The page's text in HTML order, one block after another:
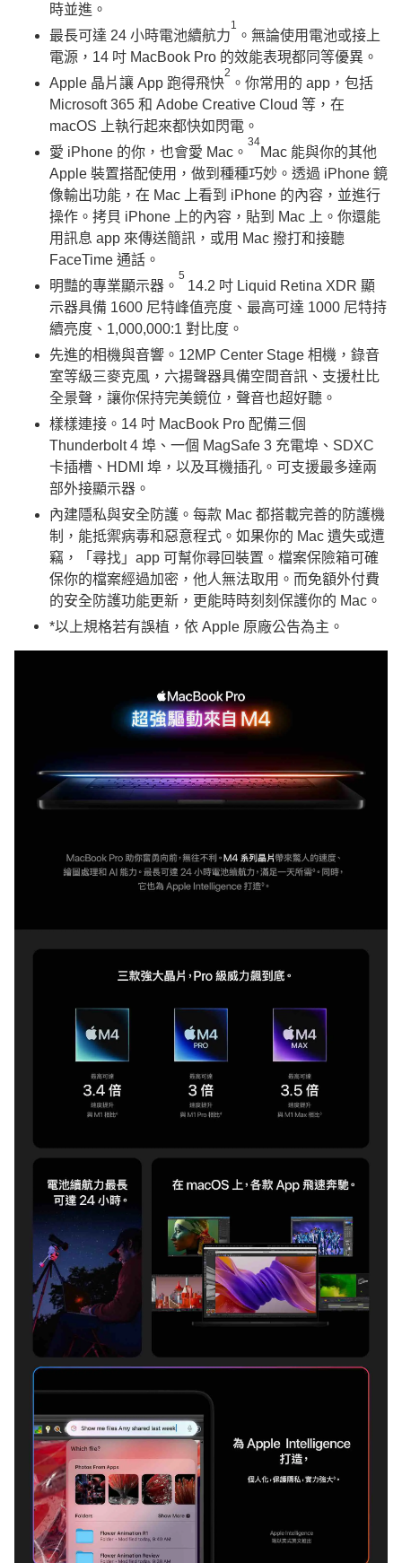
時並進。
最長可達 24 小時電池續航力
1
。無論使用電池或接上
電源，14 吋 MacBook Pro 的效能表現都同等優異。
Apple 晶片讓 App 跑得飛快
2
。你常用的 app，包括
Microsoft 365 和 Adobe Creative Cloud 等，在
macOS 上執行起來都快如閃電。
愛 iPhone 的你，也會愛 Mac。
34
Mac 能與你的其他
Apple 裝置搭配使用，做到種種巧妙。透過 iPhone 鏡
像輸出功能，在 Mac 上看到 iPhone 的內容，並進行
操作。拷貝 iPhone 上的內容，貼到 Mac 上。你還能
用訊息 app 來傳送簡訊，或用 Mac 撥打和接聽
FaceTime 通話。
明豔的專業顯示器。
5
14.2 吋 Liquid Retina XDR 顯
示器具備 1600 尼特峰值亮度、最高可達 1000 尼特持
續亮度、1,000,000:1 對比度。
先進的相機與音響。12MP Center Stage 相機，錄音
室等級三麥克風，六揚聲器具備空間音訊、支援杜比
全景聲，讓你保持完美鏡位，聲音也超好聽。
樣樣連接。14 吋 MacBook Pro 配備三個
Thunderbolt 4 埠、一個 MagSafe 3 充電埠、SDXC
卡插槽、HDMI 埠，以及耳機插孔。可支援最多達兩
部外接顯示器。
內建隱私與安全防護。每款 Mac 都搭載完善的防護機
制，能抵禦病毒和惡意程式。如果你的 Mac 遺失或遭
竊，「尋找」app 可幫你尋回裝置。檔案保險箱可確
保你的檔案經過加密，他人無法取用。而免額外付費
的安全防護功能更新，更能時時刻刻保護你的 Mac。
*以上規格若有誤植，依 Apple 原廠公告為主。